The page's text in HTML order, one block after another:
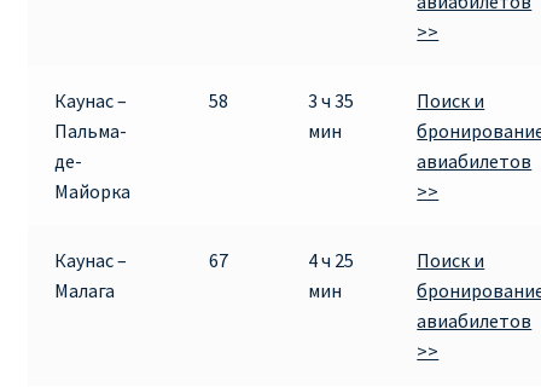
>>
Каунас –
Пальма-
де-
Майорка
58
3 ч 35
мин
Поиск и
авиабилетов
>>
Каунас –
Малага
67
4 ч 25
мин
Поиск и
авиабилетов
>>